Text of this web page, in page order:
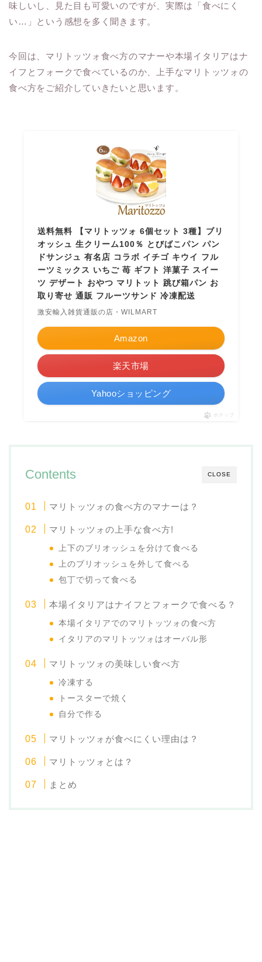
味しいし、見た目も可愛いのですが、実際は「食べにく
い…」という感想を多く聞きます。
今回は、マリトッツォ食べ方のマナーや本場イタリアはナ
イフとフォークで食べているのか、上手なマリトッツォの
食べ方をご紹介していきたいと思います。
送料無料 【マリトッツォ 6個セット 3種】ブリ
オッシュ 生クリーム100％ とびばこパン パン
ドサンジュ 有名店 コラボ イチゴ キウイ フル
ーツミックス いちご 苺 ギフト 洋菓子 スイー
ツ デザート おやつ マリトット 跳び箱パン お
取り寄せ 通販 フルーツサンド 冷凍配送
激安輸入雑貨通販の店・WILMART
Amazon
楽天市場
Yahooショッピング
ポチップ
CLOSE
Contents
マリトッツォの食べ方のマナーは？
マリトッツォの上手な食べ方!
上下のブリオッシュを分けて食べる
上のブリオッシュを外して食べる
包丁で切って食べる
本場イタリアはナイフとフォークで食べる？
本場イタリアでのマリトッツォの食べ方
イタリアのマリトッツォはオーバル形
マリトッツォの美味しい食べ方
冷凍する
トースターで焼く
自分で作る
マリトッツォが食べにくい理由は？
マリトッツォとは？
まとめ